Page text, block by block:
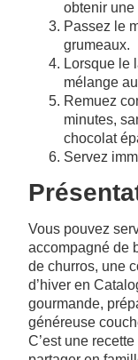
obtenir une
Passez le
grumeaux.
Lorsque le
mélange
Remuez
minutes,
chocolat
Servez
Vous pouvez
accompagné de
de churros, une
d’hiver en
gourmande,
généreuse
C’est une